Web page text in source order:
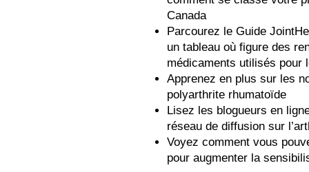
Canada
Parcourez le Guide
un tableau où figure des
médicaments utilisés pour
Apprenez en plus sur les
polyarthrite rhumatoïde
Lisez les blogueurs en
réseau de diffusion sur
Voyez comment vous
pour augmenter la